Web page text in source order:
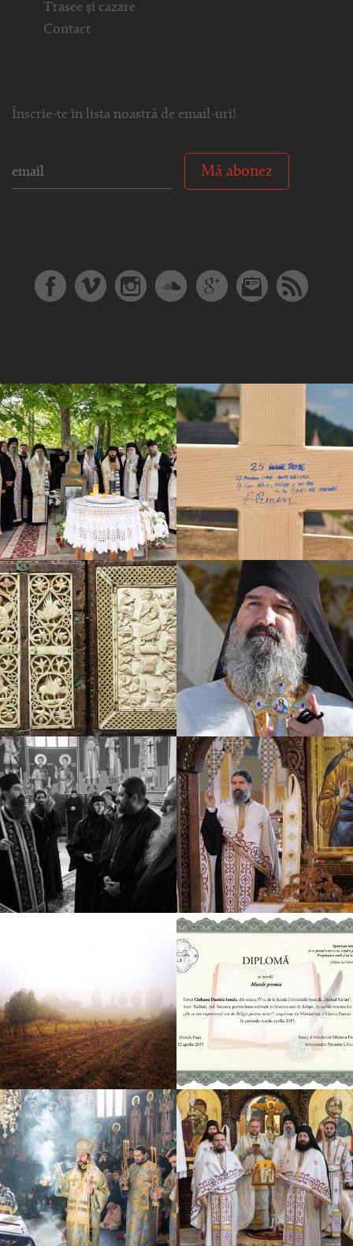
Trasee și cazare
Contact
Înscrie-te în lista noastră de email-uri!
Mă abonez